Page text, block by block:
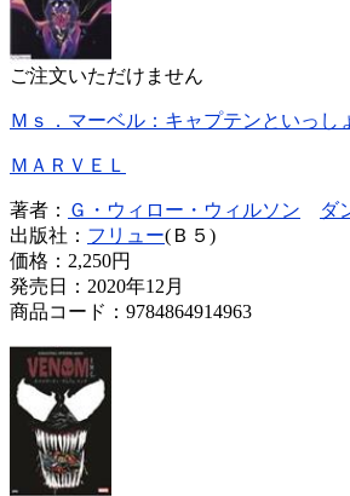
ご注文いただけません
Ｍｓ．マーベル：キャプテンといっし
ＭＡＲＶＥＬ
著者： Ｇ・ウィロー・ウィルソン ダ
出版社： フリュー(Ｂ５)
価格： 2,250円
発売日：2020年12月
商品コード：9784864914963